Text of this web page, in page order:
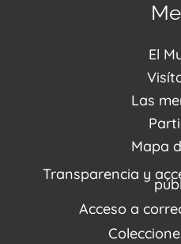
El
Acerca
Reserva
Agenda /
Las
Centro
Repositorio
Enlaces
Mapa
Transparencia y
Acceso a